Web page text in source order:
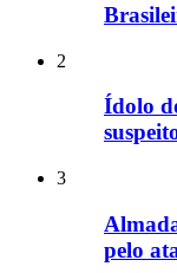
2
Ídolo
3
pelo